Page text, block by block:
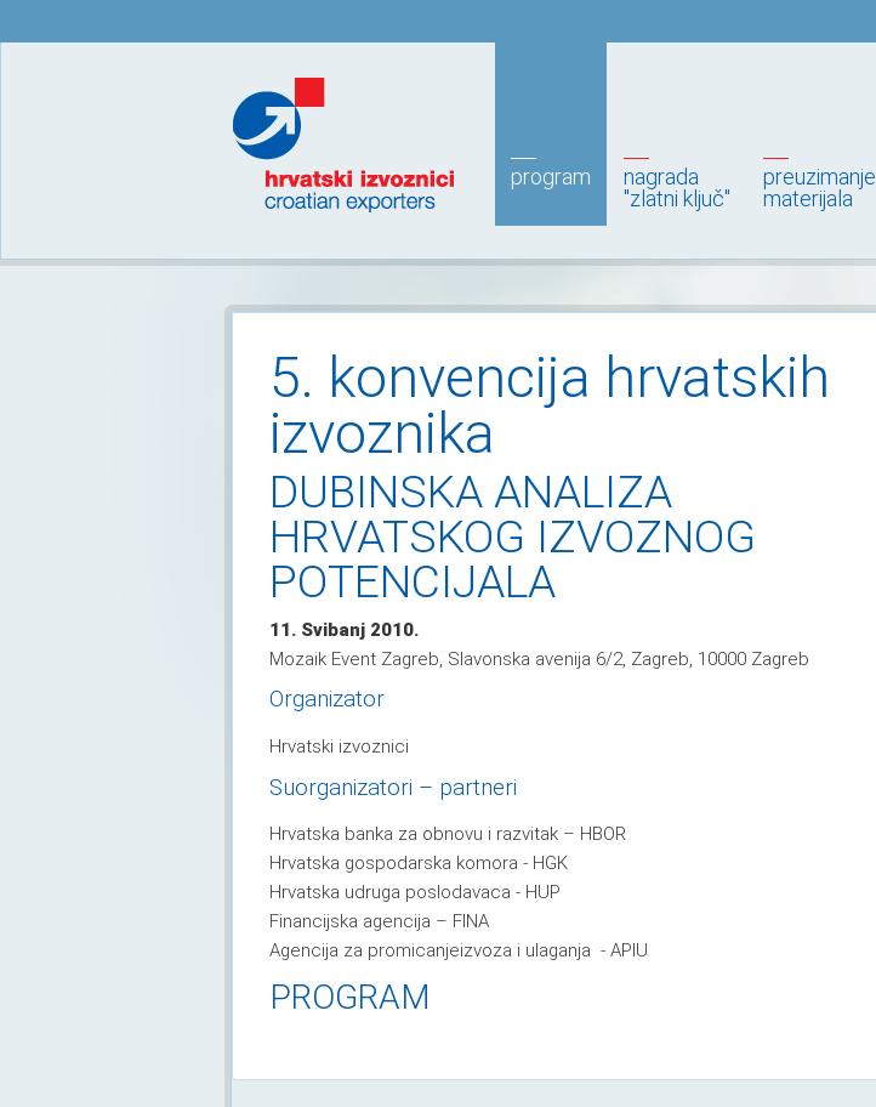
program
nagrada
"zlatni ključ"
preuzimanje
materijala
5. konvencija hrvatskih
izvoznika
DUBINSKA ANALIZA
HRVATSKOG IZVOZNOG
POTENCIJALA
11. Svibanj 2010.
Mozaik Event Zagreb, Slavonska avenija 6/2, Zagreb, 10000 Zagreb
Organizator
Hrvatski izvoznici
Suorganizatori – partneri
Hrvatska banka za obnovu i razvitak – HBOR
Hrvatska gospodarska komora - HGK
Hrvatska udruga poslodavaca - HUP
Financijska agencija – FINA
Agencija za promicanjeizvoza i ulaganja - APIU
PROGRAM